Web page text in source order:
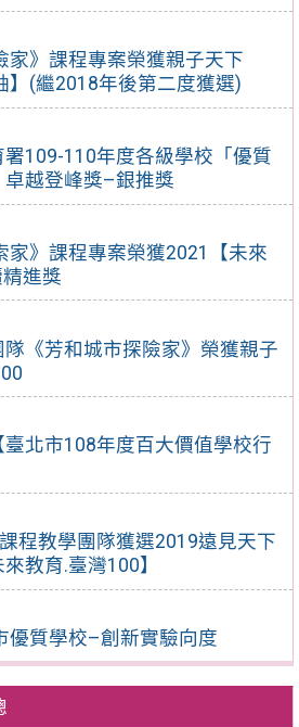
家》課程專案榮獲親子天下
】(繼2018年後第二度獲選)
109-110年度各級學校「優質
越登峰獎–銀推獎
家》課程專案榮獲2021【未來
進獎
《芳和城市探險家》榮獲親子
北市108年度百大價值學校行
程教學團隊獲選2019遠見天下
教育.臺灣100】
優質學校–創新實驗向度